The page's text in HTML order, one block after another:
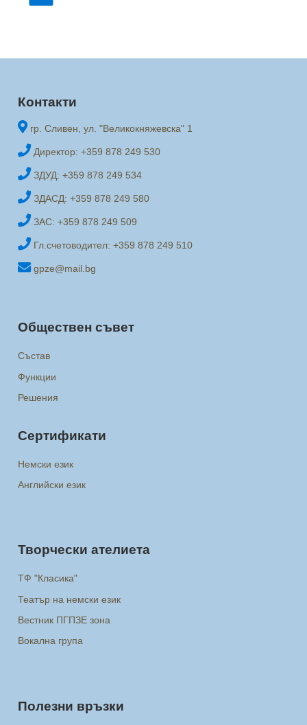
Контакти
гр. Сливен, ул. "Великокняжевска" 1
Директор: +359 878 249 530
ЗДУД: +359 878 249 534
ЗДАСД: +359 878 249 580
ЗАС: +359 878 249 509
Гл.счетоводител: +359 878 249 510
gpze@mail.bg
Обществен съвет
Състав
Функции
Решения
Сертификати
Немски език
Английски език
Творчески ателиета
ТФ "Класика"
Театър на немски език
Вестник ПГПЗЕ зона
Вокална група
Полезни връзки